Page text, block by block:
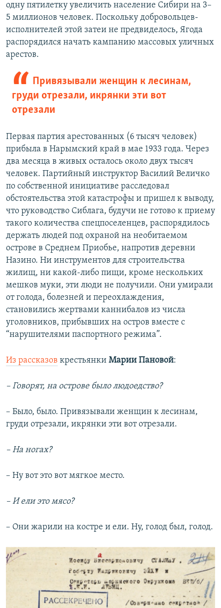
одну пятилетку увеличить население Сибири на 3–
5 миллионов человек. Поскольку добровольцев-
исполнителей этой затеи не предвиделось, Ягода
распорядился начать кампанию массовых уличных
арестов.
Привязывали женщин к лесинам,
груди отрезали, икрянки эти вот
отрезали
Первая партия арестованных (6 тысяч человек)
прибыла в Нарымский край в мае 1933 года. Через
два месяца в живых осталось около двух тысяч
человек. Партийный инструктор Василий Величко
по собственной инициативе расследовал
обстоятельства этой катастрофы и пришел к выводу,
что руководство Сиблага, будучи не готово к приему
такого количества спецпоселенцев, распорядилось
держать людей под охраной на необитаемом
острове в Среднем Приобье, напротив деревни
Назино. Ни инструментов для строительства
жилищ, ни какой-либо пищи, кроме нескольких
мешков муки, эти люди не получили. Они умирали
от голода, болезней и переохлаждения,
становились жертвами каннибалов из числа
уголовников, прибывших на остров вместе с
“нарушителями паспортного режима”.
Из рассказов крестьянки Марии Пановой:
– Говорят, на острове было людоедство?
– Было, было. Привязывали женщин к лесинам,
груди отрезали, икрянки эти вот отрезали.
– На ногах?
– Ну вот это вот мягкое место.
– И ели это мясо?
– Они жарили на костре и ели. Ну, голод был, голод.